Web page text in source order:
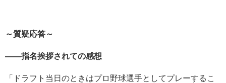
～質疑応答～
――指名挨拶されての感想
「ドラフト当日のときはプロ野球選手としてプレーするこ